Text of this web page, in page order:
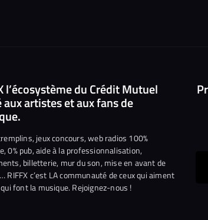
l’écosystème du Crédit Mutuel
aux artistes et aux fans de
jeux concours, web radios 100%
0% pub, aide à la professionnalisation,
billetterie, mur du son, mise en avant de
RIFFX c’est LA communauté de ceux qui aiment
font la musique. Rejoignez-nous !